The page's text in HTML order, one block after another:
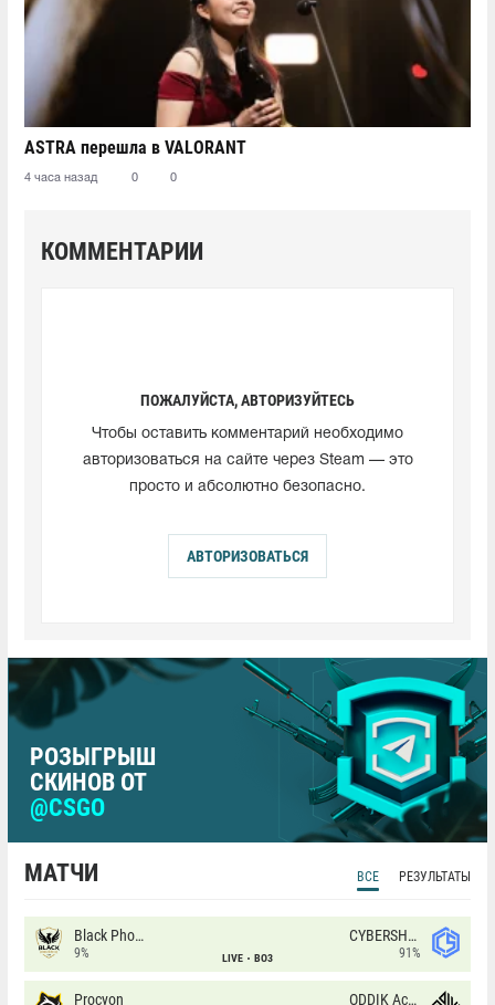
ASTRA перешла в VALORANT
4 часа назад 0 0
КОММЕНТАРИИ
ПОЖАЛУЙСТА, АВТОРИЗУЙТЕСЬ
Чтобы оставить комментарий необходимо
авторизоваться на сайте через Steam — это
просто и абсолютно безопасно.
АВТОРИЗОВАТЬСЯ
РОЗЫГРЫШ
СКИНОВ ОТ
@CSGO
МАТЧИ ВСЕ РЕЗУЛЬТАТЫ
Black Phoenix
9% LIVE BO3
CYBERSHOKE
91%
Procyon ODDIK Academy